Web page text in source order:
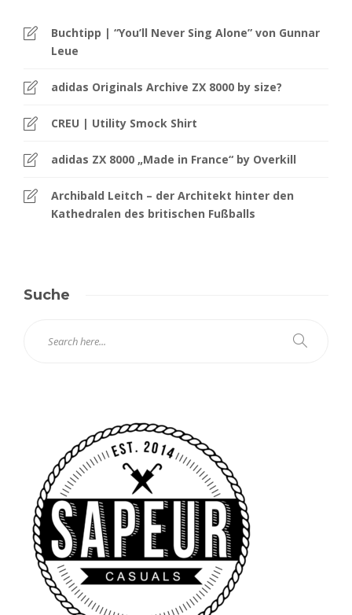
Buchtipp | “You’ll Never Sing Alone” von Gunnar
Leue
adidas Originals Archive ZX 8000 by size?
CREU | Utility Smock Shirt
adidas ZX 8000 „Made in France“ by Overkill
Archibald Leitch – der Architekt hinter den
Kathedralen des britischen Fußballs
Suche